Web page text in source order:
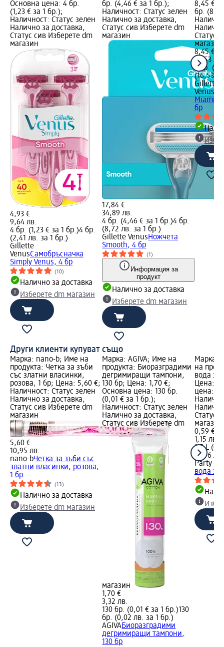
Основна цена: 4 бр.
(1,23 € за 1 бр.);
Наличност: Статус зелен
Налично за доставка,
Статус сив Изберете dm
магазин
4,93 €
9,64 лв.
4 бр. (1,23 € за 1 бр.)4 бр.
(2,41 лв. за 1 бр.)
Gillette
VenusСамобръсначка
Simply Venus, 4 бр
(10)
Налично за доставка
Изберете dm магазин
бр. (4,46 € за 1 бр.);
Наличност: Статус зелен
Налично за доставка,
Статус сив Изберете dm
магазин
17,84 €
34,89 лв.
4 бр. (4,46 € за 1 бр.)4 бр.
(8,72 лв. за 1 бр.)
Gillette VenusНожчета
Smooth, 4 бр
(1)
Информация за
продукт
Налично за доставка
Изберете dm магазин
8,45 €;
бр.
Статус
магазин
8,45 €
16,53 лв.
1 бр.
(16,53
Gillette
Venus
Miami с
бр
Други клиенти купуват също
Марка: nano-b; Име на
продукта: Четка за зъби
със златни власинки,
розова, 1 бр; Цена: 5,60 €;
Наличност: Статус зелен
Налично за доставка,
Статус сив Изберете dm
магазин
5,60 €
10,95 лв.
nano-bЧетка за зъби със
златни власинки, розова,
1 бр
(13)
Налично за доставка
Изберете dm магазин
Марка: AGIVA; Име на
продукта: Биоразградими
дегримиращи тампони,
130 бр; Цена: 1,70 €;
Основна цена: 130 бр.
(0,01 € за 1 бр.);
Наличност: Статус зелен
Налично за доставка,
Статус сив Изберете dm
магазин
1,70 €
3,32 лв.
130 бр. (0,01 € за 1 бр.)130
бр. (0,02 лв. за 1 бр.)
AGIVAБиоразградими
дегримиращи тампони,
130 бр
Марка:
на
вода за
Цена:
цена:
Статус
магазин
0,59 €
1,15 лв.
1,5 L
(0,76
Party
вода за